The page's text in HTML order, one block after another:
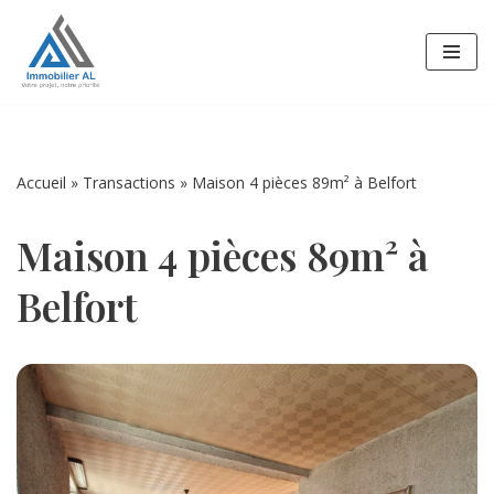
Aller
au
Accueil » Transactions » Maison 4 pièces 89m² à Belfort
Maison 4 pièces 89m² à
Belfort